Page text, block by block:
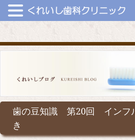
歯の豆知識 第20回 インフ
き